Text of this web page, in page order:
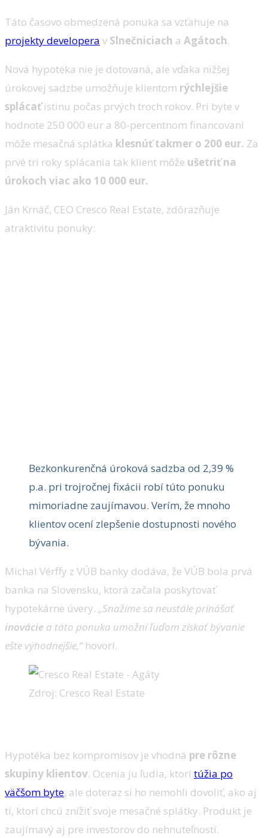
Táto časovo obmedzená ponuka sa vzťahuje na
projekty developera v Slnečniciach a Agátoch.
Nová hypotéka nie je dotovaná, ale vďaka nižšej
úrokovej sadzbe umožňuje klientom rýchlejšie
splácaťistinu počas prvých troch rokov. Pri byte v
hodnote 250 000 eur a 80-percentnom financovaní
môže mesačná splátka klesnúť takmer o 200 eur. Za
prvé tri roky splácania tak klient môže ušetriť na
úrokoch viac ako 10 000 eur.
Ján Krnáč, CEO Cresco Real Estate, zdôrazňuje
atraktivitu ponuky:
Bezkonkurenčná úroková sadzba od 2,39 %
p.a. pri trojročnej fixácii robí túto ponuku
mimoriadne zaujímavou. Verím, že mnoho
klientov ocení zlepšenie dostupnosti nového
bývania.
Michal Vérffy z VÚB banky dodáva, že VÚB bola prvá
banka na Slovensku, ktorá začala poskytovať
hypotekárne úvery. „Snažíme sa neustále prinášať
inovácie a táto ponuka umožní ľuďom získať bývanie
ešte výhodnejšie,“hovorí.
Zdroj: Cresco Real Estate
Hypotéka bez kompromisov je vhodná pre rôzne
skupiny klientov. Ocenia ju ľudia, ktorí túžia po
väčšom byte, ale doteraz si ho nemohli dovoliť, ako aj
tí, ktorí chcú znížiť svoje mesačné splátky. Produkt je
zaujímavý aj pre investorov do nehnuteľností.